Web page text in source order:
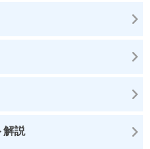
解説